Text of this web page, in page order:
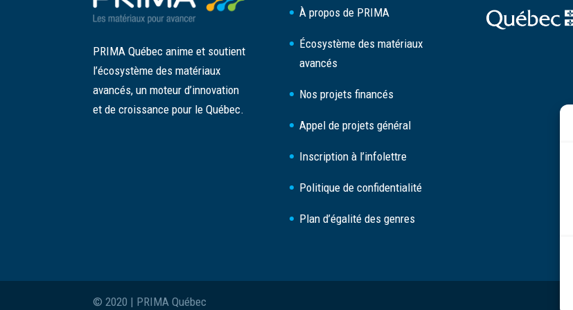
PRIMA Québec anime et soutient
l’écosystème des matériaux
avancés, un moteur d’innovation
et de croissance pour le Québec.
À propos de PRIMA
Écosystème des matériaux
avancés
Nos projets financés
Appel de projets général
Inscription à l’infolettre
Politique de confidentialité
Plan d’égalité des genres
© 2020 | PRIMA Québec